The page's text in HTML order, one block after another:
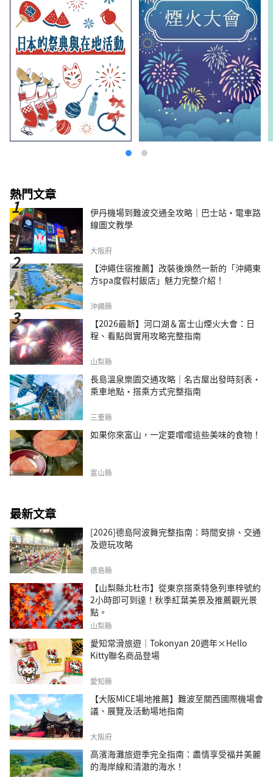
熱門文章
伊丹機場到難波交通全攻略｜巴士站・電車路
線圖文教學
大阪府
【沖繩住宿推薦】改裝後煥然一新的「沖繩東
方spa度假村飯店」魅力完整介紹！
沖繩縣
【2026最新】河口湖＆富士山煙火大會：日
程、看點與實用攻略完整指南
山梨縣
長島溫泉樂園交通攻略｜名古屋出發時刻表・
乘車地點・搭乘方式完整指南
三重縣
如果你來富山，一定要嚐嚐這些美味的食物！
富山縣
最新文章
[2026]德島阿波舞完整指南：時間安排、交通
及遊玩攻略
德島縣
【山梨縣北杜市】從東京搭乘特急列車梓號約
2小時即可到達！秋季紅葉美景及推薦觀光景
點。
山梨縣
愛知常滑旅遊｜Tokonyan 20週年×Hello
Kitty聯名商品登場
愛知縣
【大阪MICE場地推薦】難波至關西國際機場會
議、展覽及活動場地指南
大阪府
高濱海灘旅遊季完全指南：盡情享受福井美麗
的海岸線和清澈的海水！